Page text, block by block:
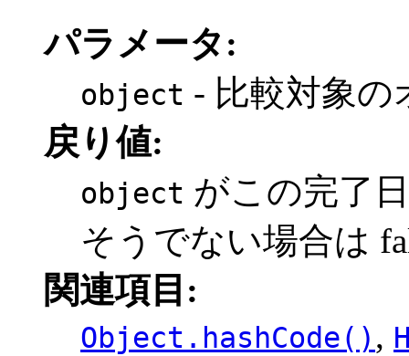
パラメータ:
object - 比較対象の
戻り値:
object がこの完了
そうでない場合は
関連項目:
Object.hashCode() ,